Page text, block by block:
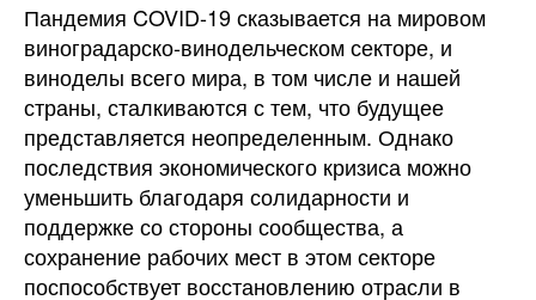
Пандемия COVID-19 сказывается на мировом
виноградарско-винодельческом секторе, и
виноделы всего мира, в том числе и нашей
страны, сталкиваются с тем, что будущее
представляется неопределенным. Однако
последствия экономического кризиса можно
уменьшить благодаря солидарности и
поддержке со стороны сообщества, а
сохранение рабочих мест в этом секторе
поспособствует восстановлению отрасли в